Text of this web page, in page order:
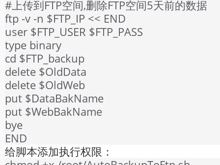
#上传到FTP空间,删除FTP空间5天前的数据
ftp -v -n $FTP_IP << END
user $FTP_USER $FTP_PASS
type binary
cd $FTP_backup
delete $OldData
delete $OldWeb
put $DataBakName
put $WebBakName
bye
END
给脚本添加执行权限：